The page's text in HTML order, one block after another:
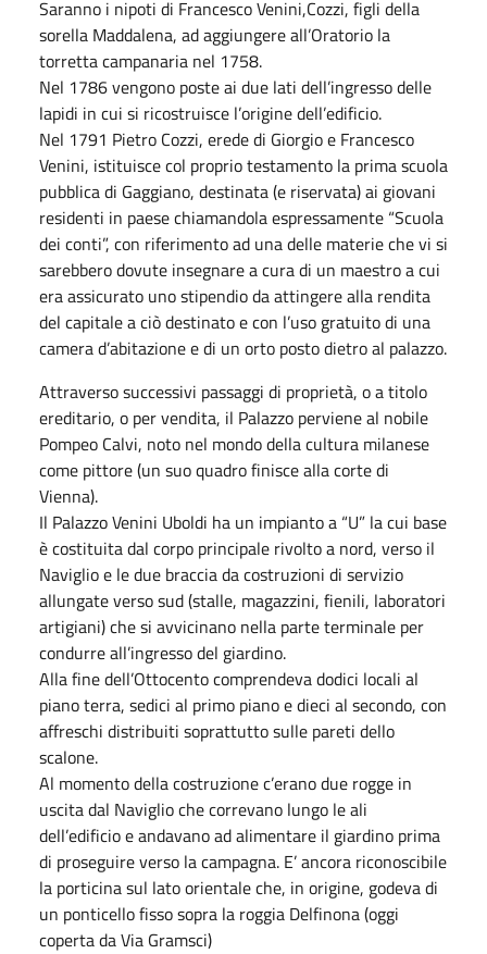
Saranno i nipoti di Francesco Venini,Cozzi, figli della
sorella Maddalena, ad aggiungere all’Oratorio la
torretta campanaria nel 1758.
Nel 1786 vengono poste ai due lati dell’ingresso delle
lapidi in cui si ricostruisce l’origine dell’edificio.
Nel 1791 Pietro Cozzi, erede di Giorgio e Francesco
Venini, istituisce col proprio testamento la prima scuola
pubblica di Gaggiano, destinata (e riservata) ai giovani
residenti in paese chiamandola espressamente “Scuola
dei conti”, con riferimento ad una delle materie che vi si
sarebbero dovute insegnare a cura di un maestro a cui
era assicurato uno stipendio da attingere alla rendita
del capitale a ciò destinato e con l’uso gratuito di una
camera d’abitazione e di un orto posto dietro al palazzo.
Attraverso successivi passaggi di proprietà, o a titolo
ereditario, o per vendita, il Palazzo perviene al nobile
Pompeo Calvi, noto nel mondo della cultura milanese
come pittore (un suo quadro finisce alla corte di
Vienna).
Il Palazzo Venini Uboldi ha un impianto a “U” la cui base
è costituita dal corpo principale rivolto a nord, verso il
Naviglio e le due braccia da costruzioni di servizio
allungate verso sud (stalle, magazzini, fienili, laboratori
artigiani) che si avvicinano nella parte terminale per
condurre all’ingresso del giardino.
Alla fine dell’Ottocento comprendeva dodici locali al
piano terra, sedici al primo piano e dieci al secondo, con
affreschi distribuiti soprattutto sulle pareti dello
scalone.
Al momento della costruzione c’erano due rogge in
uscita dal Naviglio che correvano lungo le ali
dell’edificio e andavano ad alimentare il giardino prima
di proseguire verso la campagna. E’ ancora riconoscibile
la porticina sul lato orientale che, in origine, godeva di
un ponticello fisso sopra la roggia Delfinona (oggi
coperta da Via Gramsci)